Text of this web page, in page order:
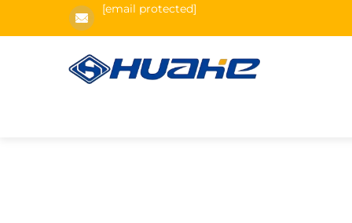
[email protected]